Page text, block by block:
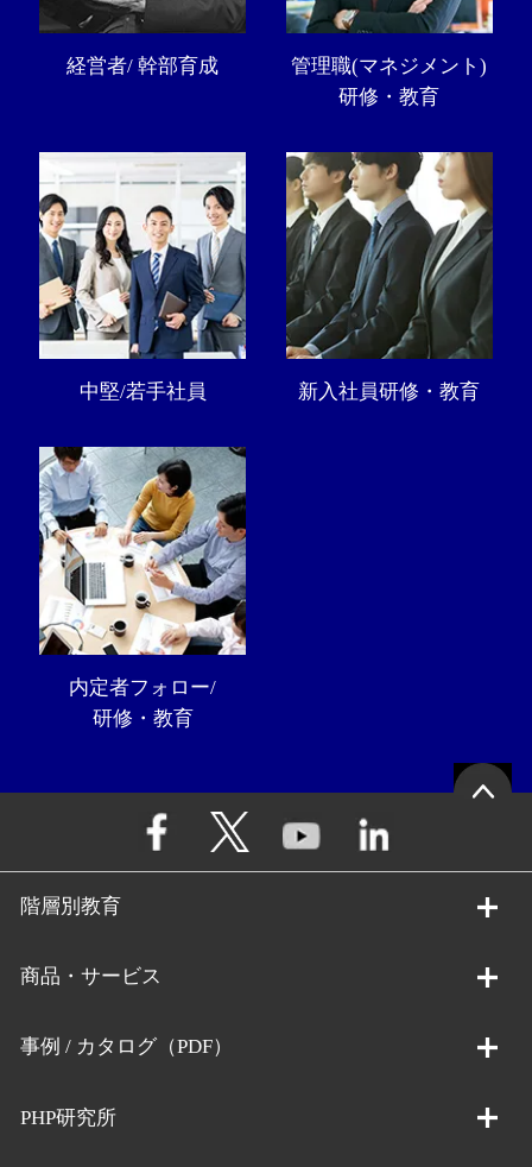
経営者/ 幹部育成
管理職(マネジメント)
研修・教育
中堅/若手社員 新入社員研修・教育
内定者フォロー/
研修・教育
階層別教育
商品・サービス
事例 / カタログ（PDF）
PHP研究所